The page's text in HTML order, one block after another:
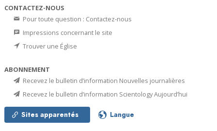
CONTACTEZ-NOUS
Pour toute question : Contactez-nous
Impressions concernant le site
Trouver une Église
ABONNEMENT
Recevez le bulletin d’information Nouvelles journalières
Recevez le bulletin d’information Scientology Aujourd’hui
Sites apparentés Langue